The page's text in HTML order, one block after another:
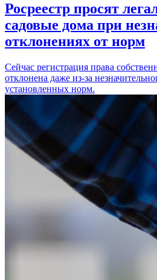
Росреестр просят
садовые дома при
отклонениях от норм
Сейчас регистрация права
отклонена даже из-за
установленных норм.